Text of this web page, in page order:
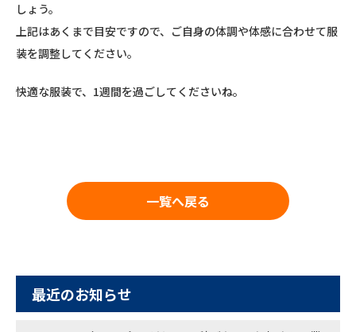
しょう。
上記はあくまで目安ですので、ご自身の体調や体感に合わせて服
装を調整してください。
快適な服装で、1週間を過ごしてくださいね。
一覧へ戻る
最近のお知らせ